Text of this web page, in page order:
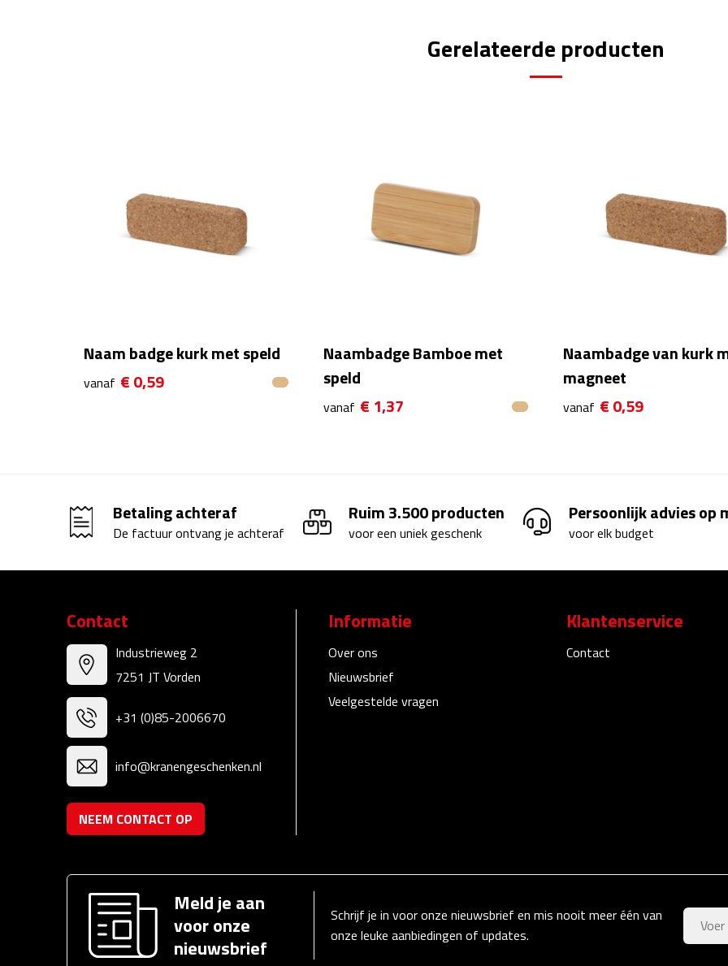
Gerelateerde producten
Naam badge kurk met speld
vanaf € 0,59
Naambadge Bamboe met
speld
vanaf € 1,37
Naambadge van kurk
magneet
vanaf € 0,59
Betaling achteraf
De factuur ontvang je achteraf
Ruim 3.500 producten
voor een uniek geschenk
Persoonlijk advies op
voor elk budget
Contact
Industrieweg 2
7251 JT Vorden
+31 (0)85-2006670
info@kranengeschenken.nl
NEEM CONTACT OP
Informatie
Over ons
Nieuwsbrief
Veelgestelde vragen
Klantenservice
Contact
Meld je aan
voor onze
nieuwsbrief
Schrijf je in voor onze nieuwsbrief en mis nooit meer één van
onze leuke aanbiedingen of updates.